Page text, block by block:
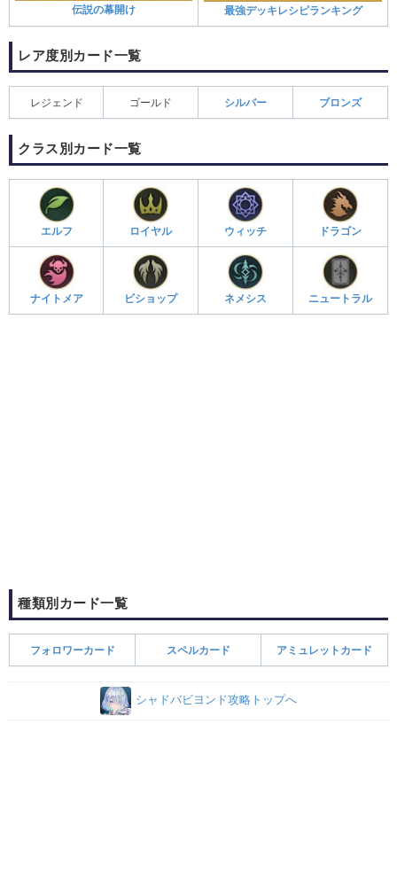
伝説の幕開け 最強デッキレシピランキング
レア度別カード一覧
レジェンド ゴールド シルバー ブロンズ
クラス別カード一覧
エルフ ロイヤル ウィッチ ドラゴン
ナイトメア ビショップ ネメシス ニュートラル
種類別カード一覧
フォロワーカード スペルカード アミュレットカード
シャドバビヨンド攻略トップへ